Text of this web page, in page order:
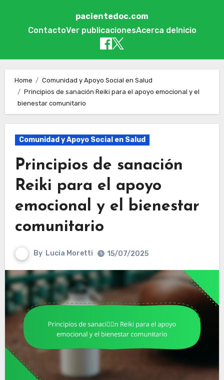
pacientedoc.com
ContactoVer publicacionesAcerca de Inicio
Home
Comunidad y Apoyo Social en Salud
Principios de sanación Reiki para el apoyo emocional y el
bienestar comunitario
Comunidad y Apoyo Social en Salud
Principios de sanación
Reiki para el apoyo
emocional y el bienestar
comunitario
By Lucia Moretti 15/07/2025